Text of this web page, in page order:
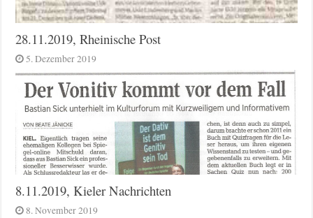
28.11.2019, Rheinische Post
5. Dezember 2019
8.11.2019, Kieler Nachrichten
8. November 2019